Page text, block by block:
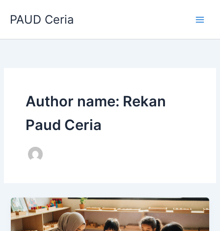
PAUD Ceria
Author name: Rekan
Paud Ceria